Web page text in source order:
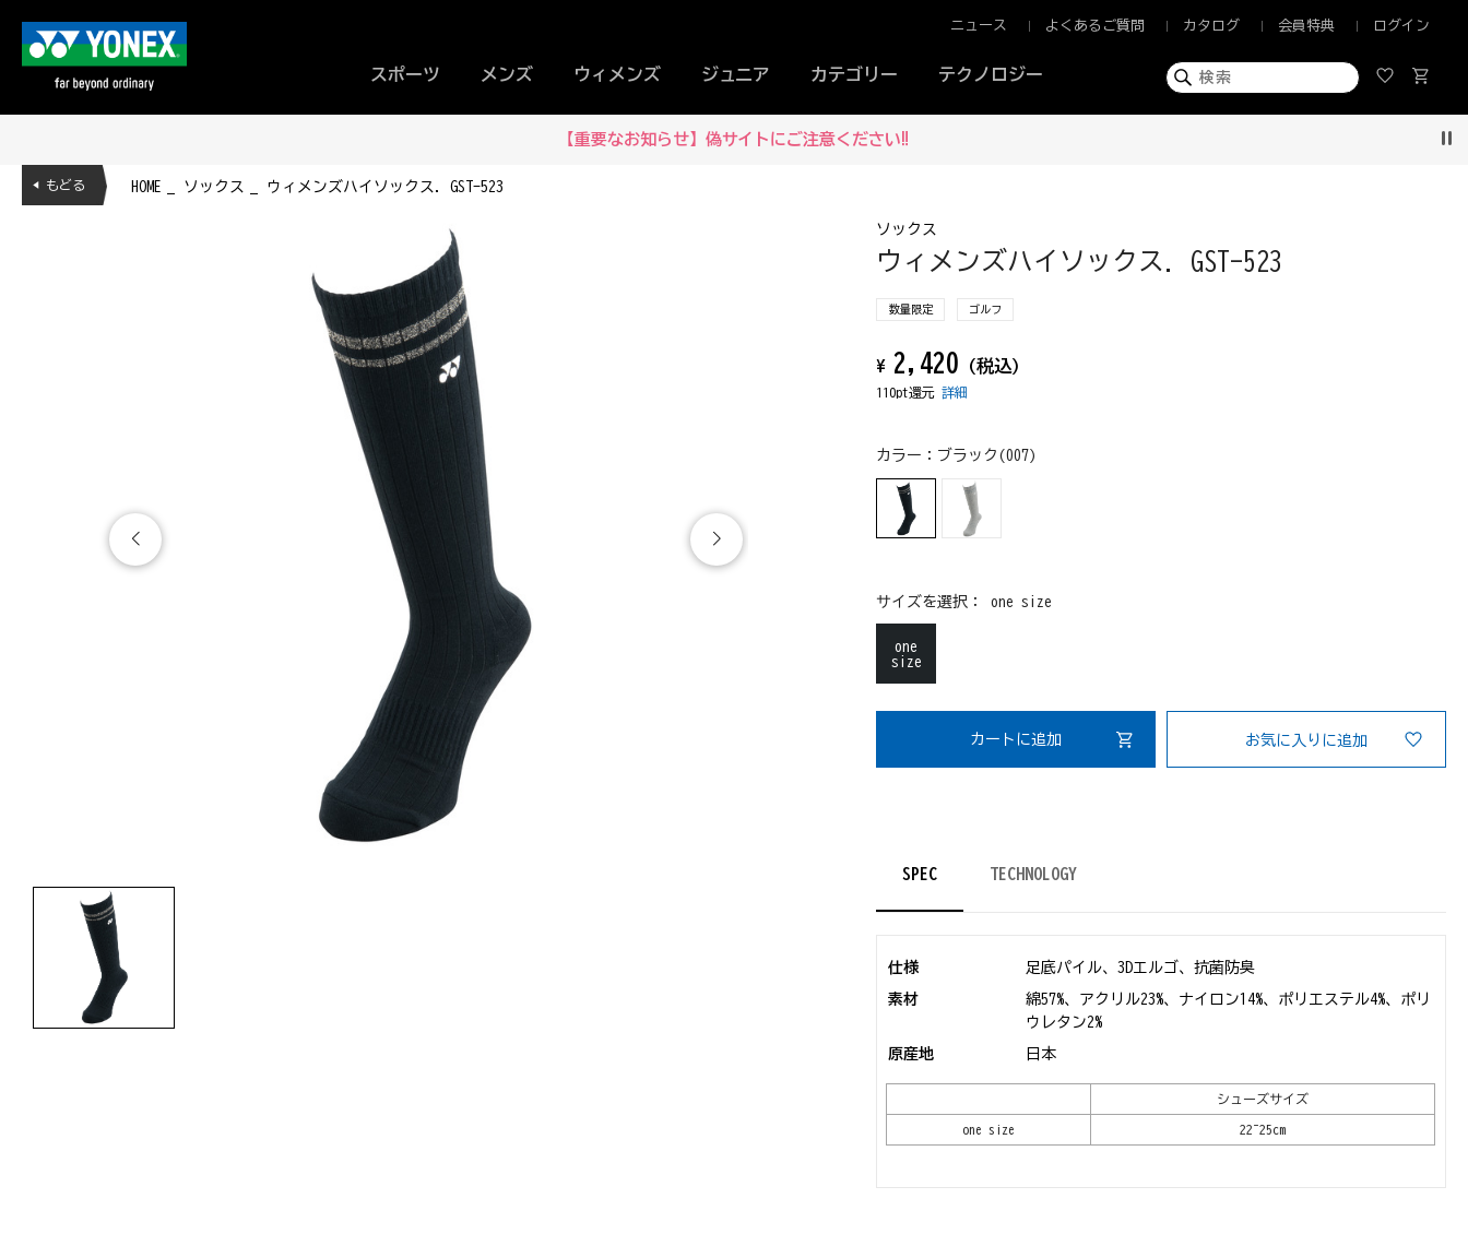
スポーツ メンズ ウィメンズ ジュニア カテゴリー テクノロジー
ニュース よくあるご質問 カタログ 会員特典 ログイン
【重要なお知らせ】偽サイトにご注意ください‼
HOME ソックス ウィメンズハイソックス. GST-523
◀ もどる
ソックス
ウィメンズハイソックス. GST-523
数量限定 ゴルフ
¥ 2,420 (税込)
110pt還元詳細
カラー： ブラック(007)
サイズを選択：one size
one
size
カートに追加 お気に入りに追加
SPEC TECHNOLOGY
仕様 足底パイル、3Dエルゴ、抗菌防臭
素材
綿57%、アクリル23%、ナイロン14%、ポリエステル4%、ポリ
ウレタン2%
原産地 日本
シューズサイズ
one size 22~25cm